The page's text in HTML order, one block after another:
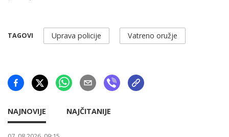
TAGOVI Uprava policije Vatreno oružje
NAJNOVIJE NAJČITANIJE